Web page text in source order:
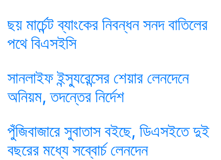
ছয় মার্চেন্ট ব্যাংকের নিবন্ধন সনদ বাতিলের
পথে বিএসইসি
সানলাইফ ইন্স্যুরেন্সের শেয়ার লেনদেনে
অনিয়ম, তদন্তের নির্দেশ
পুঁজিবাজারে সুবাতাস বইছে, ডিএসইতে দুই
বছরের মধ্যে সব্বোর্চ লেনদেন